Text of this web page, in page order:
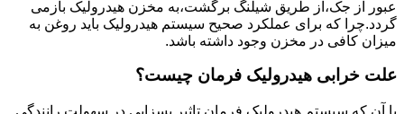
عبور از جک،از طریق شیلنگ برگشت،به مخزن هیدرولیک بازمی
گردد.چرا که برای عملکرد صحیح سیستم هیدرولیک باید روغن به
میزان کافی در مخزن وجود داشته باشد.
علت خرابی هیدرولیک فرمان چیست؟